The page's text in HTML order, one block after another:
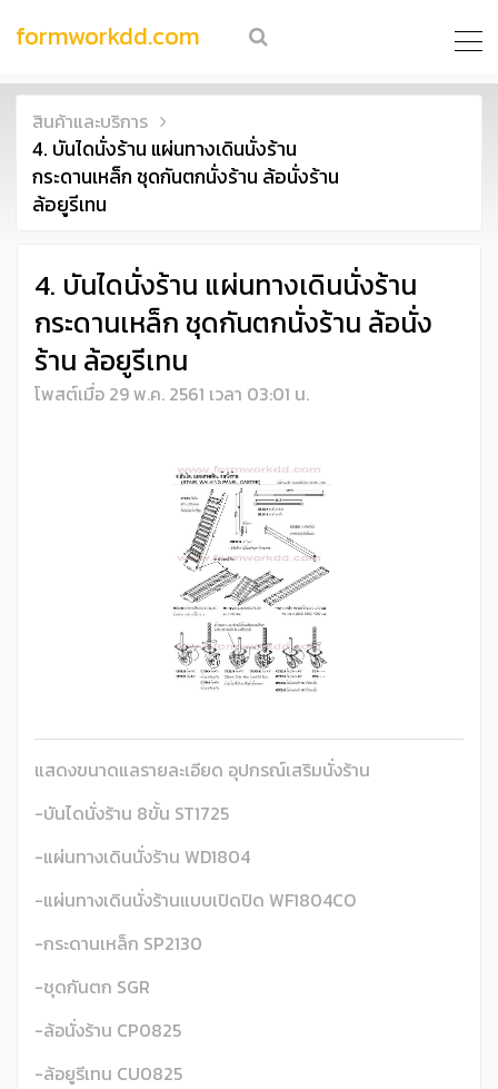
formworkdd.com
สินค้าและบริการ
4. บันไดนั่งร้าน แผ่นทางเดินนั่งร้าน
กระดานเหล็ก ชุดกันตกนั่งร้าน ล้อนั่งร้าน
ล้อยูรีเทน
4. บันไดนั่งร้าน แผ่นทางเดินนั่งร้าน
กระดานเหล็ก ชุดกันตกนั่งร้าน ล้อนั่ง
ร้าน ล้อยูรีเทน
โพสต์เมื่อ 29 พ.ค. 2561 เวลา 03:01 น.
แสดงขนาดแลรายละเอียด อุปกรณ์เสริมนั่งร้าน
-บันไดนั่งร้าน 8ขั้น ST1725
-แผ่นทางเดินนั่งร้าน WD1804
-แผ่นทางเดินนั่งร้านแบบเปิดปิด WF1804CO
-กระดานเหล็ก SP2130
-ชุดกันตก SGR
-ล้อนั่งร้าน CP0825
-ล้อยูรีเทน CU0825